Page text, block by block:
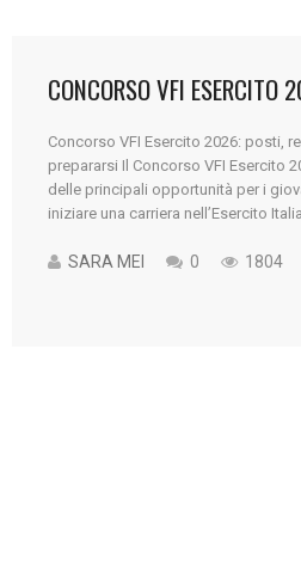
CONCORSO VFI ESERCITO
Concorso VFI Esercito 2026: posti,
prepararsi Il Concorso VFI Esercito
delle principali opportunità per i
iniziare una carriera nell’Esercito
Volontari in Ferma Prefissata Iniziale,
SARA MEI 0 1804